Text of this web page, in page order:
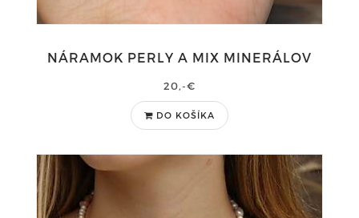
NÁRAMOK PERLY A MIX MINERÁLOV
20,-€
DO KOŠÍKA